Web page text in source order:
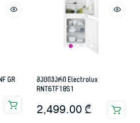
GR
მაცივარი Electrolux
RNT6TF18S1
2,499.00 ₾